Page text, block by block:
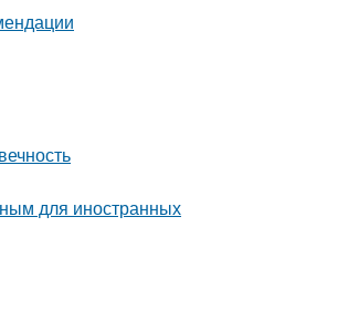
для иностранных